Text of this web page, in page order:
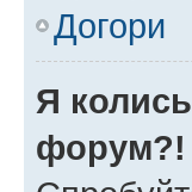
Догори
Я
форум?!